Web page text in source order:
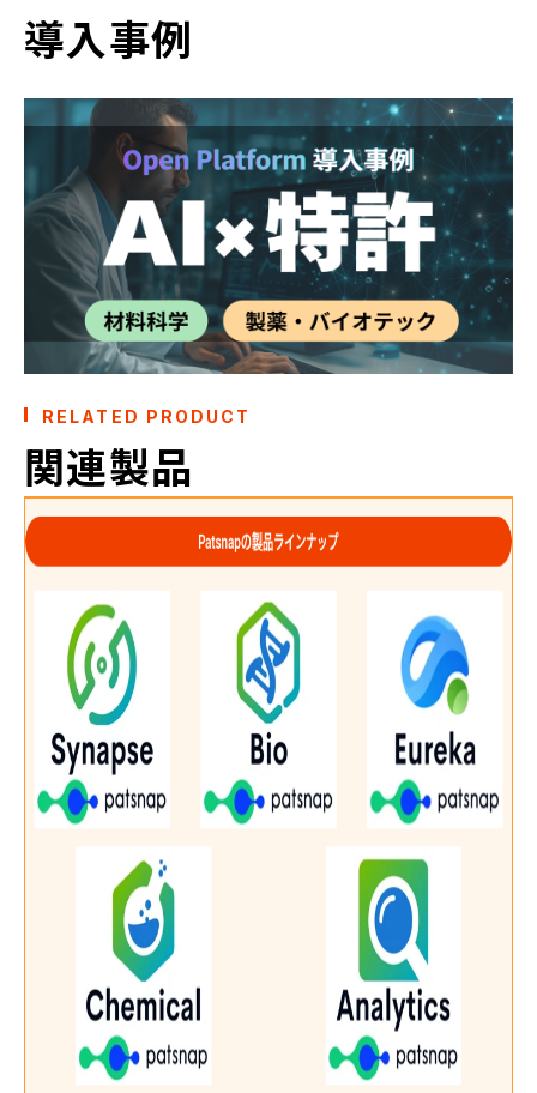
導入事例
RELATED PRODUCT
関連製品